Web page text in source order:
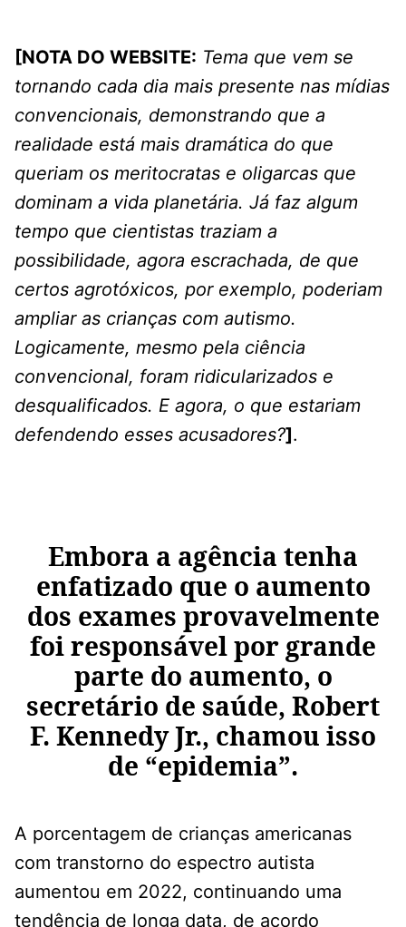
[NOTA DO WEBSITE: Tema que vem se
tornando cada dia mais presente nas mídias
convencionais, demonstrando que a
realidade está mais dramática do que
queriam os meritocratas e oligarcas que
dominam a vida planetária. Já faz algum
tempo que cientistas traziam a
possibilidade, agora escrachada, de que
certos agrotóxicos, por exemplo, poderiam
ampliar as crianças com autismo.
Logicamente, mesmo pela ciência
convencional, foram ridicularizados e
desqualificados. E agora, o que estariam
defendendo esses acusadores?].
Embora a agência tenha
enfatizado que o aumento
dos exames provavelmente
foi responsável por grande
parte do aumento, o
secretário de saúde, Robert
F. Kennedy Jr., chamou isso
de “epidemia”.
A porcentagem de crianças americanas
com transtorno do espectro autista
aumentou em 2022, continuando uma
tendência de longa data, de acordo